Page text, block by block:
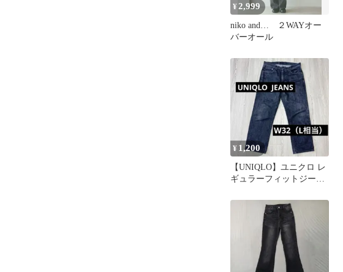
¥2,999
niko and… ２WAYオー
バーオール
¥ 1,200
【UNIQLO】ユニクロ レ
ギュラーフィットジーン